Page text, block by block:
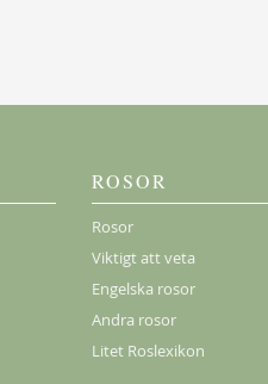
ROSOR
Rosor
Viktigt att veta
Engelska rosor
Andra rosor
Litet Roslexikon